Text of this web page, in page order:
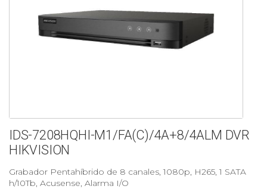
IDS-7208HQHI-M1/FA(C)/4A+8/4ALM DVR
HIKVISION
Grabador Pentahíbrido de 8 canales, 1080p, H265, 1 SATA
h/10Tb, Acusense, Alarma I/O